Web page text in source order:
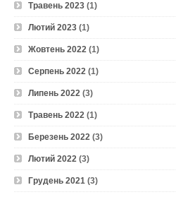
Травень 2023 (1)
Лютий 2023 (1)
Жовтень 2022 (1)
Серпень 2022 (1)
Липень 2022 (3)
Травень 2022 (1)
Березень 2022 (3)
Лютий 2022 (3)
Грудень 2021 (3)